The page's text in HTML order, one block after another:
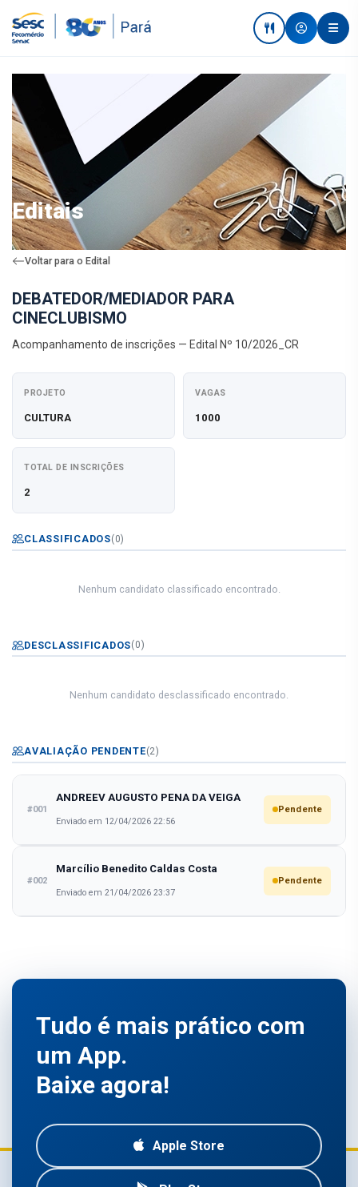
Editais
Voltar para o Edital
DEBATEDOR/MEDIADOR PARA
CINECLUBISMO
Acompanhamento de inscrições — Edital Nº 10/2026_CR
PROJETO
CULTURA
VAGAS
1000
TOTAL DE INSCRIÇÕES
2
CLASSIFICADOS(0)
Nenhum candidato classificado encontrado.
DESCLASSIFICADOS(0)
Nenhum candidato desclassificado encontrado.
AVALIAÇÃO PENDENTE(2)
#001
ANDREEV AUGUSTO PENA DA VEIGA
Enviado em 12/04/2026 22:56
Pendente
#002
Marcílio Benedito Caldas Costa
Enviado em 21/04/2026 23:37
Pendente
Tudo é mais prático com
um App.
Baixe agora!
Apple Store